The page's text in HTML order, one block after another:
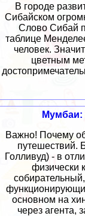
В городе
Сибайском
Слово Сибай
таблице
человек.
цветным
Мумбаи:
Важно! Почему
путешествий.
Голливуд) - в
физически
основном на
через агента,